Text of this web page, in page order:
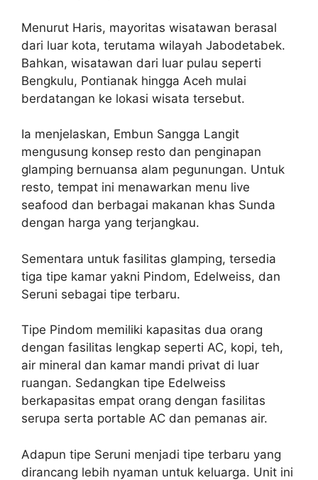
Menurut Haris, mayoritas wisatawan berasal
dari luar kota, terutama wilayah Jabodetabek.
Bahkan, wisatawan dari luar pulau seperti
Bengkulu, Pontianak hingga Aceh mulai
berdatangan ke lokasi wisata tersebut.
Ia menjelaskan, Embun Sangga Langit
mengusung konsep resto dan penginapan
glamping bernuansa alam pegunungan. Untuk
resto, tempat ini menawarkan menu live
seafood dan berbagai makanan khas Sunda
dengan harga yang terjangkau.
Sementara untuk fasilitas glamping, tersedia
tiga tipe kamar yakni Pindom, Edelweiss, dan
Seruni sebagai tipe terbaru.
Tipe Pindom memiliki kapasitas dua orang
dengan fasilitas lengkap seperti AC, kopi, teh,
air mineral dan kamar mandi privat di luar
ruangan. Sedangkan tipe Edelweiss
berkapasitas empat orang dengan fasilitas
serupa serta portable AC dan pemanas air.
Adapun tipe Seruni menjadi tipe terbaru yang
dirancang lebih nyaman untuk keluarga. Unit ini